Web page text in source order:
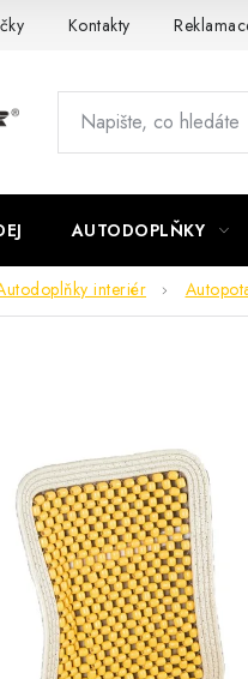
Kontakty
AUTODOPLŇKY
interiér